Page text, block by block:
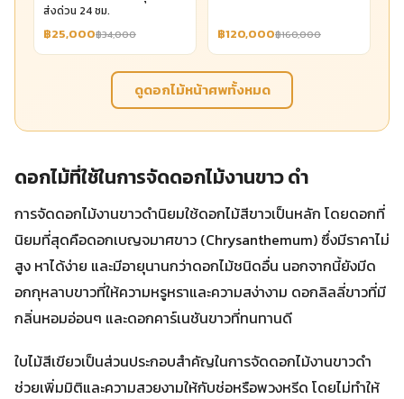
ส่งด่วน 24 ชม.
฿25,000฿34,000 ฿120,000฿160,000
ดูดอกไม้หน้าศพทั้งหมด
ดอกไม้ที่ใช้ในการจัดดอกไม้งานขาว ดํา
การจัดดอกไม้งานขาวดำนิยมใช้ดอกไม้สีขาวเป็นหลัก โดยดอกที่
นิยมที่สุดคือดอกเบญจมาศขาว (Chrysanthemum) ซึ่งมีราคาไม่
สูง หาได้ง่าย และมีอายุนานกว่าดอกไม้ชนิดอื่น นอกจากนี้ยังมีด
อกกุหลาบขาวที่ให้ความหรูหราและความสง่างาม ดอกลิลลี่ขาวที่มี
กลิ่นหอมอ่อนๆ และดอกคาร์เนชันขาวที่ทนทานดี
ใบไม้สีเขียวเป็นส่วนประกอบสำคัญในการจัดดอกไม้งานขาวดำ
ช่วยเพิ่มมิติและความสวยงามให้กับช่อหรือพวงหรีด โดยไม่ทำให้